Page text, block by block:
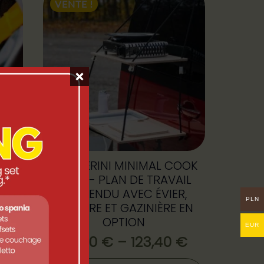
VENTE !
CAMPERINI MINIMAL COOK
TRAIL - PLAN DE TRAVAIL
SUSPENDU AVEC ÉVIER,
ÉTAGÈRE ET GAZINIÈRE EN
OPTION
85,40 € – 123,40 €
Plage
PLN
EUR